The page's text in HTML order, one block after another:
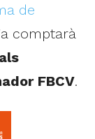
de
comptarà
FBCV.